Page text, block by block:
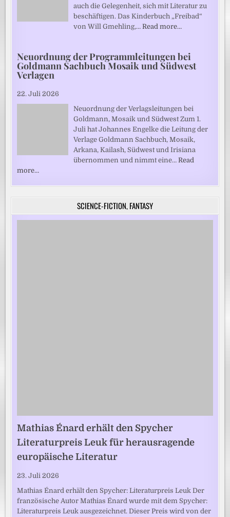
auch die Gelegenheit, sich mit Literatur zu
beschäftigen. Das Kinderbuch „Freibad“
von Will Gmehling,…Read more…
Neuordnung der Programmleitungen bei
Goldmann Sachbuch Mosaik und Südwest
Verlagen
22. Juli 2026
Neuordnung der Verlagsleitungen bei
Goldmann, Mosaik und Südwest Zum 1.
Juli hat Johannes Engelke die Leitung der
Verlage Goldmann Sachbuch, Mosaik,
Arkana, Kailash, Südwest und Irisiana
übernommen und nimmt eine…Read
more…
SCIENCE-FICTION, FANTASY
Mathias Énard erhält den Spycher
Literaturpreis Leuk für herausragende
europäische Literatur
23. Juli 2026
Mathias Énard erhält den Spycher: Literaturpreis Leuk Der
französische Autor Mathias Énard wurde mit dem Spycher:
Literaturpreis Leuk ausgezeichnet. Dieser Preis wird von der